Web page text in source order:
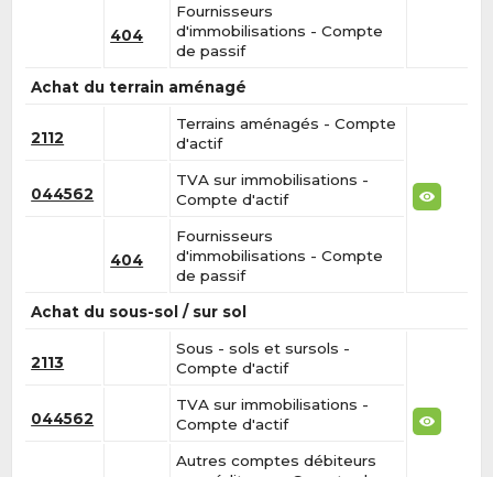
404
Fournisseurs
d'immobilisations - Compte
de passif
Achat du terrain aménagé
2112
Terrains aménagés - Compte
d'actif
044562
TVA sur immobilisations -
Compte d'actif
404
Fournisseurs
d'immobilisations - Compte
de passif
Achat du sous-sol / sur sol
2113
Sous - sols et sursols -
Compte d'actif
044562
TVA sur immobilisations -
Compte d'actif
Autres comptes débiteurs